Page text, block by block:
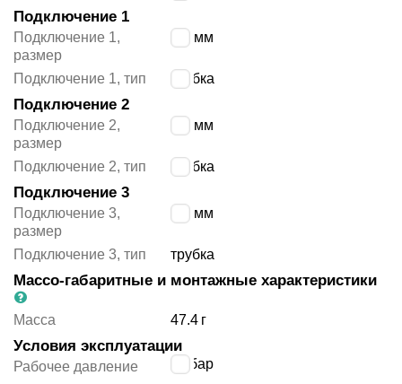
Подключение 1
Подключение 1,
размер
6/4 мм
Подключение 1, тип трубка
Подключение 2
Подключение 2,
размер
6/4 мм
Подключение 2, тип трубка
Подключение 3
Подключение 3,
размер
6/4 мм
Подключение 3, тип трубка
Массо-габаритные и монтажные характеристики
Масса 47.4 г
Условия эксплуатации
Рабочее давление бар